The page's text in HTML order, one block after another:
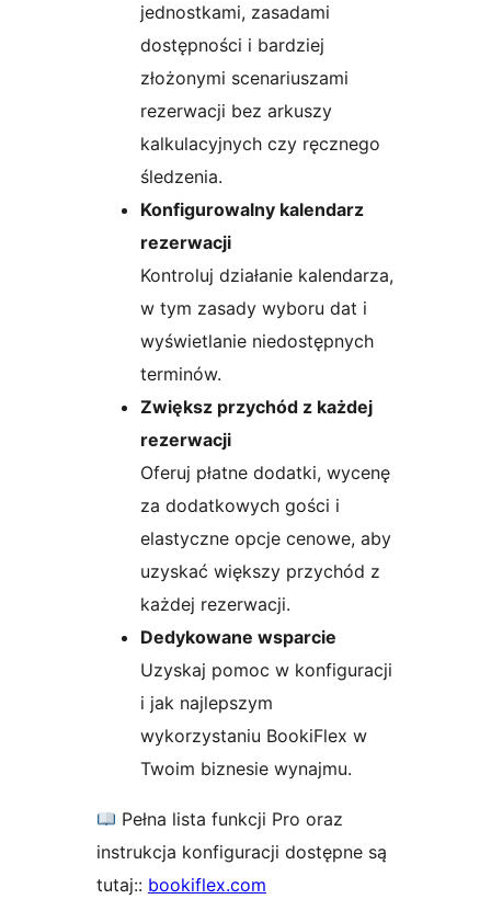
jednostkami, zasadami
dostępności i bardziej
złożonymi scenariuszami
rezerwacji bez arkuszy
kalkulacyjnych czy ręcznego
śledzenia.
Konfigurowalny kalendarz
rezerwacji
Kontroluj działanie kalendarza,
w tym zasady wyboru dat i
wyświetlanie niedostępnych
terminów.
Zwiększ przychód z każdej
rezerwacji
Oferuj płatne dodatki, wycenę
za dodatkowych gości i
elastyczne opcje cenowe, aby
uzyskać większy przychód z
każdej rezerwacji.
Dedykowane wsparcie
Uzyskaj pomoc w konfiguracji
i jak najlepszym
wykorzystaniu BookiFlex w
Twoim biznesie wynajmu.
Pełna lista funkcji Pro oraz
instrukcja konfiguracji dostępne są
tutaj:: bookiflex.com